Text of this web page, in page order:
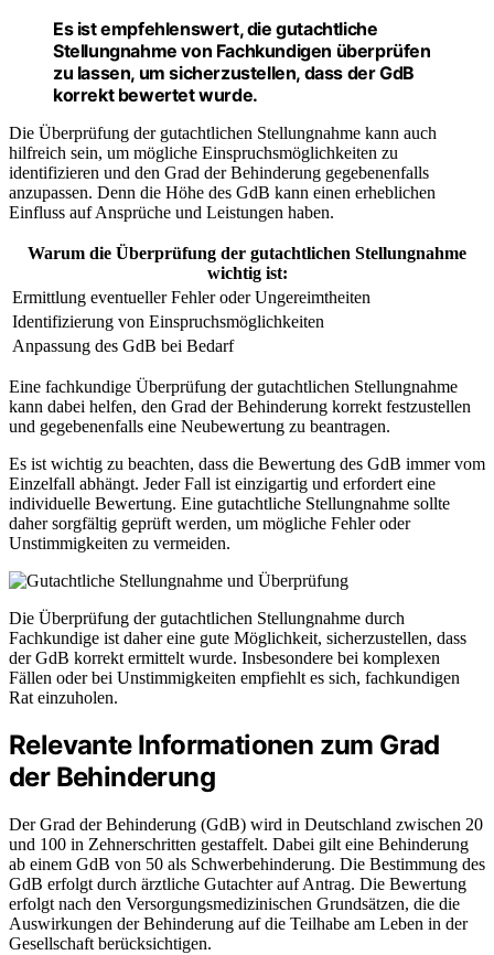
Es ist empfehlenswert, die gutachtliche
Stellungnahme von Fachkundigen überprüfen
zu lassen, um sicherzustellen, dass der GdB
korrekt bewertet wurde.
Die Überprüfung der gutachtlichen Stellungnahme kann auch
hilfreich sein, um mögliche Einspruchsmöglichkeiten zu
identifizieren und den Grad der Behinderung gegebenenfalls
anzupassen. Denn die Höhe des GdB kann einen erheblichen
Einfluss auf Ansprüche und Leistungen haben.
Warum die Überprüfung der gutachtlichen Stellungnahme
wichtig ist:
Ermittlung eventueller Fehler oder Ungereimtheiten
Identifizierung von Einspruchsmöglichkeiten
Anpassung des GdB bei Bedarf
Eine fachkundige Überprüfung der gutachtlichen Stellungnahme
kann dabei helfen, den Grad der Behinderung korrekt festzustellen
und gegebenenfalls eine Neubewertung zu beantragen.
Es ist wichtig zu beachten, dass die Bewertung des GdB immer vom
Einzelfall abhängt. Jeder Fall ist einzigartig und erfordert eine
individuelle Bewertung. Eine gutachtliche Stellungnahme sollte
daher sorgfältig geprüft werden, um mögliche Fehler oder
Unstimmigkeiten zu vermeiden.
Die Überprüfung der gutachtlichen Stellungnahme durch
Fachkundige ist daher eine gute Möglichkeit, sicherzustellen, dass
der GdB korrekt ermittelt wurde. Insbesondere bei komplexen
Fällen oder bei Unstimmigkeiten empfiehlt es sich, fachkundigen
Rat einzuholen.
Relevante Informationen zum Grad
der Behinderung
Der Grad der Behinderung (GdB) wird in Deutschland zwischen 20
und 100 in Zehnerschritten gestaffelt. Dabei gilt eine Behinderung
ab einem GdB von 50 als Schwerbehinderung. Die Bestimmung des
GdB erfolgt durch ärztliche Gutachter auf Antrag. Die Bewertung
erfolgt nach den Versorgungsmedizinischen Grundsätzen, die die
Auswirkungen der Behinderung auf die Teilhabe am Leben in der
Gesellschaft berücksichtigen.